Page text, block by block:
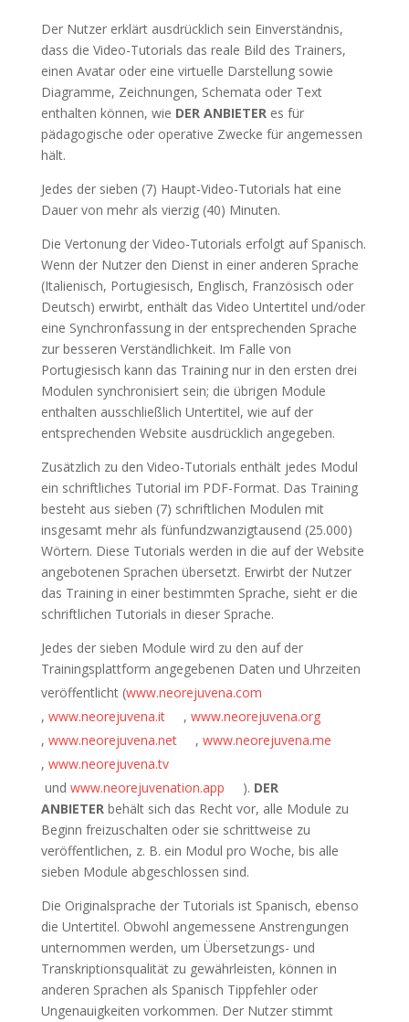
Der Nutzer erklärt ausdrücklich sein Einverständnis,
dass die Video-Tutorials das reale Bild des Trainers,
einen Avatar oder eine virtuelle Darstellung sowie
Diagramme, Zeichnungen, Schemata oder Text
enthalten können, wie DER ANBIETER es für
pädagogische oder operative Zwecke für angemessen
hält.
Jedes der sieben (7) Haupt-Video-Tutorials hat eine
Dauer von mehr als vierzig (40) Minuten.
Die Vertonung der Video-Tutorials erfolgt auf Spanisch.
Wenn der Nutzer den Dienst in einer anderen Sprache
(Italienisch, Portugiesisch, Englisch, Französisch oder
Deutsch) erwirbt, enthält das Video Untertitel und/oder
eine Synchronfassung in der entsprechenden Sprache
zur besseren Verständlichkeit. Im Falle von
Portugiesisch kann das Training nur in den ersten drei
Modulen synchronisiert sein; die übrigen Module
enthalten ausschließlich Untertitel, wie auf der
entsprechenden Website ausdrücklich angegeben.
Zusätzlich zu den Video-Tutorials enthält jedes Modul
ein schriftliches Tutorial im PDF-Format. Das Training
besteht aus sieben (7) schriftlichen Modulen mit
insgesamt mehr als fünfundzwanzigtausend (25.000)
Wörtern. Diese Tutorials werden in die auf der Website
angebotenen Sprachen übersetzt. Erwirbt der Nutzer
das Training in einer bestimmten Sprache, sieht er die
schriftlichen Tutorials in dieser Sprache.
Jedes der sieben Module wird zu den auf der
Trainingsplattform angegebenen Daten und Uhrzeiten
veröffentlicht (www.neorejuvena.com
, www.neorejuvena.it , www.neorejuvena.org
, www.neorejuvena.net , www.neorejuvena.me
, www.neorejuvena.tv
und www.neorejuvenation.app ). DER
ANBIETER behält sich das Recht vor, alle Module zu
Beginn freizuschalten oder sie schrittweise zu
veröffentlichen, z. B. ein Modul pro Woche, bis alle
sieben Module abgeschlossen sind.
Die Originalsprache der Tutorials ist Spanisch, ebenso
die Untertitel. Obwohl angemessene Anstrengungen
unternommen werden, um Übersetzungs- und
Transkriptionsqualität zu gewährleisten, können in
anderen Sprachen als Spanisch Tippfehler oder
Ungenauigkeiten vorkommen. Der Nutzer stimmt